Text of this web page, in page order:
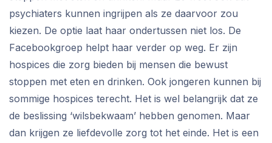
psychiaters kunnen ingrijpen als ze daarvoor zou
kiezen. De optie laat haar ondertussen niet los. De
Facebookgroep helpt haar verder op weg. Er zijn
hospices die zorg bieden bij mensen die bewust
stoppen met eten en drinken. Ook jongeren kunnen bij
sommige hospices terecht. Het is wel belangrijk dat ze
de beslissing ‘wilsbekwaam’ hebben genomen. Maar
dan krijgen ze liefdevolle zorg tot het einde. Het is een